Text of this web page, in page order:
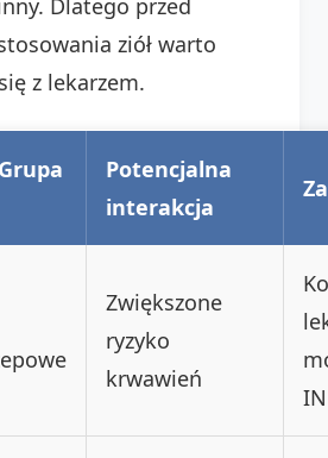
ziół warto
z lekarzem.
Potencjalna
interakcja
Zwiększone
ryzyko
krwawień